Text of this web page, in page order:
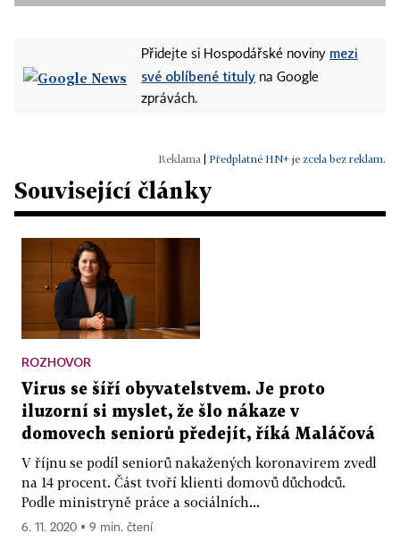
Přidejte si Hospodářské noviny mezi
své oblíbené tituly na Google
zprávách.
Předplatné HN+ je zcela bez reklam.
Související články
ROZHOVOR
Virus se šíří obyvatelstvem. Je proto
iluzorní si myslet, že šlo nákaze v
domovech seniorů předejít, říká Maláčová
V říjnu se podíl seniorů nakažených koronavirem zvedl
na 14 procent. Část tvoří klienti domovů důchodců.
Podle ministryně práce a sociálních...
6. 11. 2020 ▪ 9 min. čtení